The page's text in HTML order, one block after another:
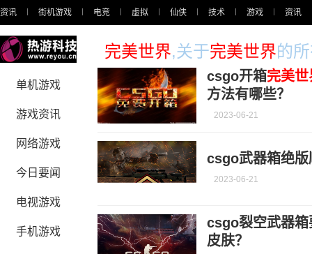
资讯 街机游戏 电竞 虚拟 仙侠 技术 游戏 资讯
单机游戏
游戏资讯
网络游戏
今日要闻
电视游戏
手机游戏
完美世界,关于完美世界的
csgo开箱完美世
方法有哪些？
2023-06-21
csgo武器箱绝版
2023-06-21
csgo裂空武器箱
皮肤？